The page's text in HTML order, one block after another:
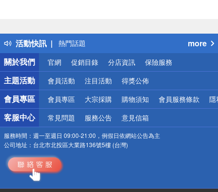
活動快訊
得獎公告
熱門話題
銀行優惠
偏遠地區配送
詐騙網頁！請小心！
more
關於我們
官網 促銷目錄 分店資訊 保險服務
主題活動 會員活動 注目活動 得獎公佈
會員專區 會員專區 大宗採購 購物須知 會員服務條款 隱
客服中心 常見問題 服務公告 意見信箱
服務時間： 週一至週日 09:00-21:00，例假日依網站公告為主
公司地址： 台北市北投區大業路136號5樓 (台灣)